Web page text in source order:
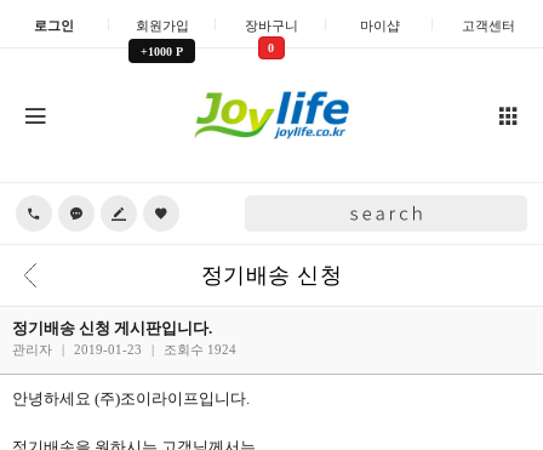
로그인 회원가입
+1000 P
장바구니
0
마이샵 고객센터
정기배송 신청
정기배송 신청 게시판입니다.
관리자 | 2019-01-23 | 조회수 1924
안녕하세요 (주)조이라이프입니다.